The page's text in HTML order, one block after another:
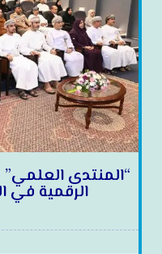
“المنتدى
الرقمية في